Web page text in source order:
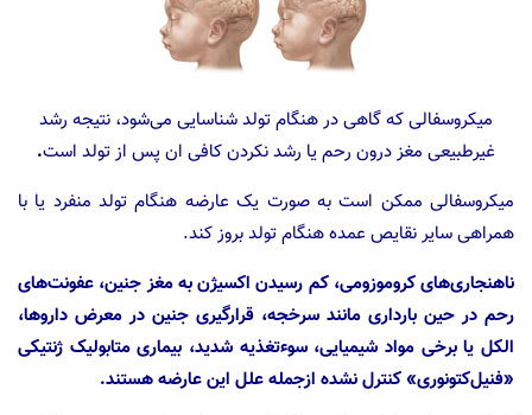
میکروسفالی که گاهی در هنگام تولد شناسایی می‌شود، نتیجه رشد
غیرطبیعی مغز درون رحم یا رشد نکردن کافی ان پس از تولد است.
میکروسفالی ممکن است به صورت یک عارضه هنگام تولد منفرد یا با
همراهی سایر نقایص عمده هنگام تولد بروز کند.
ناهنجاری‌های کروموزومی، کم رسیدن اکسیژن به مغز جنین، عفونت‌های
رحم در حین بارداری مانند سرخجه، قرارگیری جنین در معرض داروها،
الکل یا برخی مواد شیمیایی، سوءتغذیه شدید، بیماری متابولیک ژنتیکی
«فنیل‌کتونوری» کنترل نشده ازجمله علل این عارضه هستند.